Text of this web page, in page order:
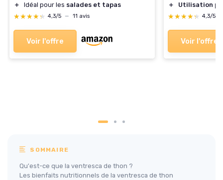
＋
Idéal pour les salades et tapas
★★★★★
★★★★★ 4,3/5 — 11 avis
Voir l'offre
＋
Utilisation
★★★★★
★★★★★ 4,3/5
Voir l'offre
SOMMAIRE
Qu'est-ce que la ventresca de thon ?
Les bienfaits nutritionnels de la ventresca de thon